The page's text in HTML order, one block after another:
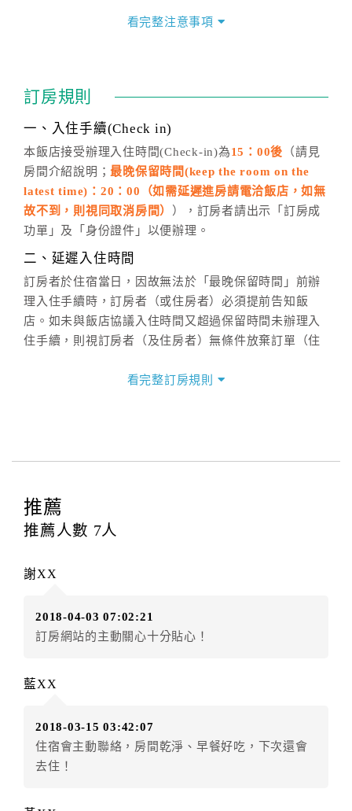
價」之當日價格為標準。
話方式異動訂單。
※非客服時間之申辦異動，皆為次日計算及辦理。
五、客服時間
週一至週日，上午9:00～晚上6:00
六、聯絡方式
週一至週日：客服聯絡單、LINE@
看完整注意事項
訂房規則
一、入住手續(Check in)
本飯店接受辦理入住時間(Check-in)為15：00後 （請見
房間介紹說明；最晚保留時間(keep the room on the
latest time)：20：00（如需延遲進房請電洽飯店，如無
故不到，則視同取消房間）
），訂房者請出示「訂房成
功單」及「身份證件」以便辦理。
二、延遲入住時間
訂房者於住宿當日，因故無法於「最晚保留時間」前辦
理入住手續時，訂房者（或住房者）必須提前告知飯
店。如未與飯店協議入住時間又超過保留時間未辦理入
住手續，則視訂房者（及住房者）無條件放棄訂單（住
三、退房手續(Check out)
訂房者應於
未提出申辦不得異動訂單。
每筆訂單異動限定
訂單異動後，訂單費用總計大於原訂單費用總計時，訂
訂單異動後，訂單費用總計小於原訂單費用總計時，訂
房者不得要求退其差額。（限原訂飯店）
．訂房者因故辦理訂單異動，本飯店可接受
（提出申辦日為保留起算日）
．訂房者使用「保留住宿金額」時，請注意！為避免飯
店客滿，敬請及早計畫，如逾時未提出申辦，視同無條
看完整訂房規則
推薦
推薦人數 7人
謝XX
2018-04-03 07:02:21
訂房網站的主動關心十分貼心！
藍XX
2018-03-15 03:42:07
住宿會主動聯絡，房間乾淨、早餐好吃，下次還會
去住！